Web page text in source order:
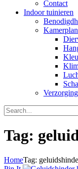
Contact
Indoor tuinieren
Verzorging
Tag:
HomeTag: